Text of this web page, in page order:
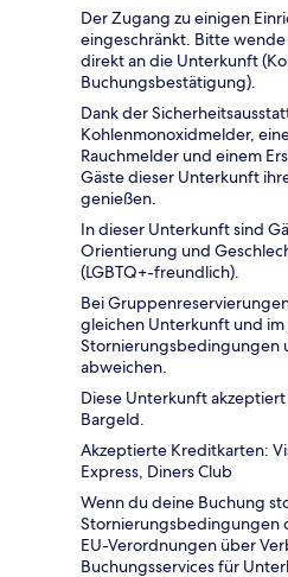
Der Zugang zu einigen
eingeschränkt. Bitte
direkt an die Unterkunft
Buchungsbestätigung).
Dank der
Kohlenmonoxidmelder,
Rauchmelder und einem
Gäste dieser Unterkunft
genießen.
In dieser Unterkunft sind
Orientierung und
(LGBTQ+-freundlich).
Bei
gleichen Unterkunft und
Stornierungsbedingungen
abweichen.
Diese Unterkunft
Bargeld.
Akzeptierte Kreditkarten:
Express, Diners Club
Wenn du deine Buchung
Stornierungsbedingungen
EU-Verordnungen über
Buchungsservices für